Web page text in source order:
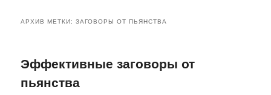
АРХИВ МЕТКИ:ЗАГОВОРЫ ОТ ПЬЯНСТВА
Эффективные заговоры от
пьянства